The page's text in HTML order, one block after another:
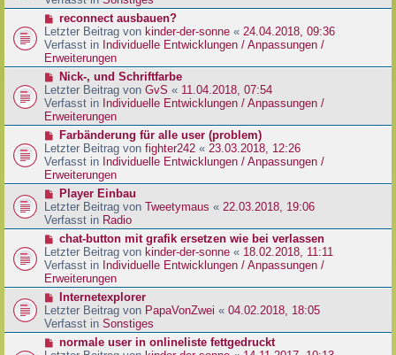
g
i
r
a
g
e
r
B
e
i
r
a
g
N
e
u
e
r
B
e
i
t
a
g
reconnect ausbauen?
Letzter Beitrag von kinder-der-sonne « 24.04.2018, 09:36
Verfasst in Individuelle Entwicklungen / Anpassungen /
Erweiterungen
N
e
u
e
r
B
e
i
t
a
g
Nick-, und Schriftfarbe
Letzter Beitrag von GvS « 11.04.2018, 07:54
Verfasst in Individuelle Entwicklungen / Anpassungen /
Erweiterungen
N
e
u
e
r
B
e
i
r
a
g
Farbänderung für alle user (problem)
Letzter Beitrag von fighter242 « 23.03.2018, 12:26
Verfasst in Individuelle Entwicklungen / Anpassungen /
Erweiterungen
N
e
u
e
r
B
e
i
r
a
g
Player Einbau
Letzter Beitrag von Tweetymaus « 22.03.2018, 19:06
Verfasst in Radio
N
e
u
e
r
B
e
i
chat-button mit grafik ersetzen wie bei verlassen
Letzter Beitrag von kinder-der-sonne « 18.02.2018, 11:11
Verfasst in Individuelle Entwicklungen / Anpassungen /
Erweiterungen
N
e
u
e
r
Internetexplorer
Letzter Beitrag von PapaVonZwei « 04.02.2018, 18:05
Verfasst in Sonstiges
Nnormale user in onlineliste fettgedruckt